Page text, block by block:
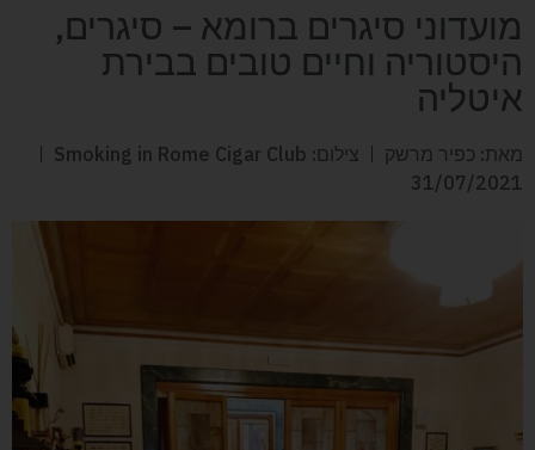
מועדוני סיגרים ברומא – סיגרים,
היסטוריה וחיים טובים בבירת
איטליה
מאת: כפיר מרשק
צילום: Smoking in Rome Cigar Club
31/07/2021